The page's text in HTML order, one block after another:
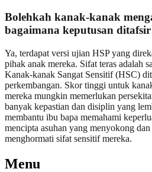
Bolehkah kanak-kanak
bagaimana keputusan ditafsir
Ya, terdapat versi ujian HSP yang
pihak anak mereka. Sifat teras adalah
Kanak-kanak Sangat Sensitif (HSC)
perkembangan. Skor tinggi untuk
mereka mungkin memerlukan
banyak kepastian dan disiplin yang
membantu ibu bapa memahami
mencipta asuhan yang menyokong
menghormati sifat sensitif mereka.
Menu